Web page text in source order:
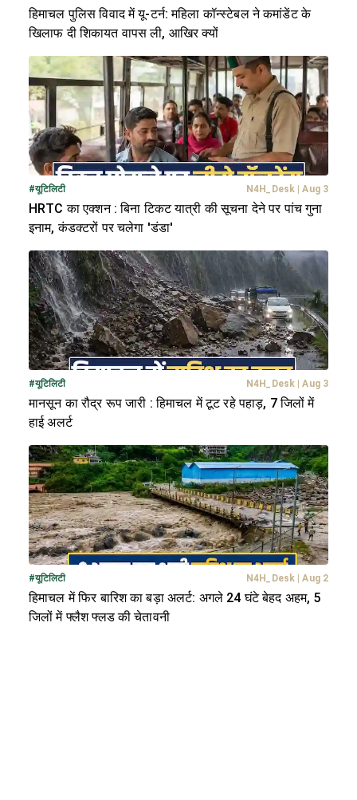
हिमाचल पुलिस विवाद में यू-टर्न: महिला कॉन्स्टेबल ने कमांडेंट के
खिलाफ दी शिकायत वापस ली, आखिर क्यों
#यूटिलिटी N4H_Desk Aug 3
HRTC का एक्शन : बिना टिकट यात्री की सूचना देने पर पांच गुना
इनाम, कंडक्टरों पर चलेगा 'डंडा'
#यूटिलिटी N4H_Desk Aug 3
मानसून का रौद्र रूप जारी : हिमाचल में टूट रहे पहाड़, 7 जिलों में
हाई अलर्ट
#यूटिलिटी N4H_Desk Aug 2
हिमाचल में फिर बारिश का बड़ा अलर्ट: अगले 24 घंटे बेहद अहम, 5
जिलों में फ्लैश फ्लड की चेतावनी